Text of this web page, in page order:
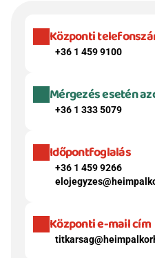
Központi
+36 1 459 9100
Mérgezés esetén
+36 1 333 5079
Időpontfoglalás
+36 1 459 9266
Központi e-mail cím